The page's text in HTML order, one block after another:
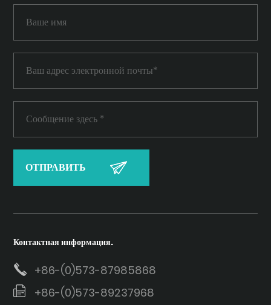
Контактная информация.
+86-(0)573-87985868
+86-(0)573-89237968